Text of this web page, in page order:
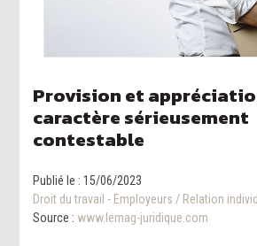
Provision et
caractère sérieusement
contestable
Publié le :15/06/2023
Droit du travail - Employeurs / Relation
Source : www.lemag-juridique.com